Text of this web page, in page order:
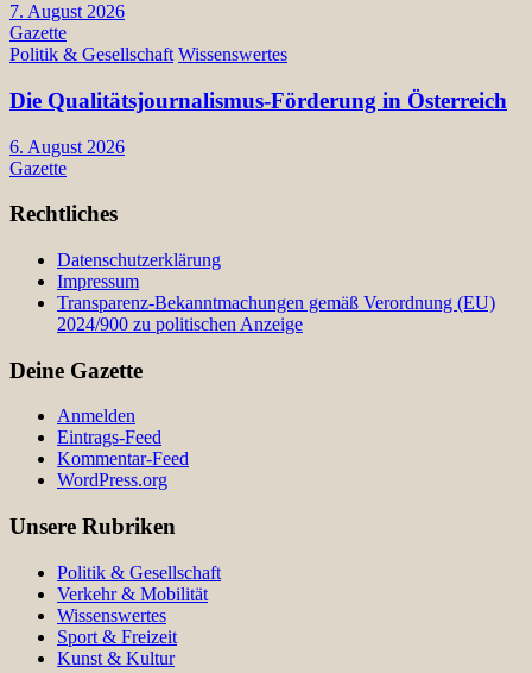
7. August 2026
Gazette
Politik & Gesellschaft Wissenswertes
Die Qualitätsjournalismus-Förderung in Österreich
6. August 2026
Gazette
Rechtliches
Datenschutzerklärung
Impressum
Transparenz-Bekanntmachungen gemäß Verordnung (EU)
2024/900 zu politischen Anzeige
Deine Gazette
Anmelden
Eintrags-Feed
Kommentar-Feed
WordPress.org
Unsere Rubriken
Politik & Gesellschaft
Verkehr & Mobilität
Wissenswertes
Sport & Freizeit
Kunst & Kultur